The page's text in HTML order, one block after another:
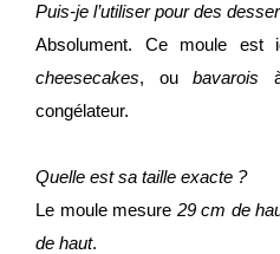
Puis-je l’utiliser pour des
Absolument. Ce moule est
cheesecakes, ou bavarois
congélateur.
Quelle est sa taille exacte ?
Le moule mesure 29 cm de
de haut.